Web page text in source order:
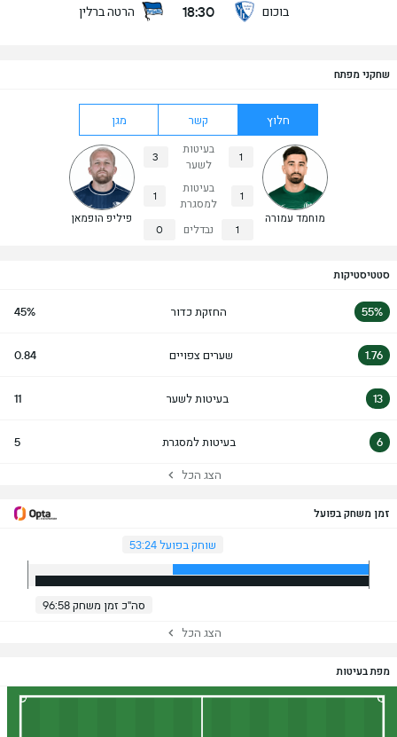
בוכום 18:30 הרטה ברלין
שחקני מפתח
חלוץ קשר מגן
מוחמד עמורה
1
בעיטות
לשער
3
1
בעיטות
למסגרת
1
1 נבדלים 0
פיליפ הופמאן
סטטיסטיקות
55% החזקת כדור 45%
1.76 שערים צפויים 0.84
13 בעיטות לשער 11
6 בעיטות למסגרת 5
הצג הכל
זמן משחק בפועל
שוחק בפועל 53:24
סה"כ זמן משחק 96:58
הצג הכל
מפת בעיטות